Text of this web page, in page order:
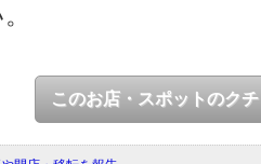
このお店・スポットのク